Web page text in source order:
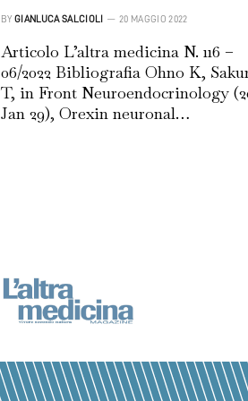
BY GIANLUCA SALCIOLI 20 MAGGIO 2022
Articolo L’altra medicina N. 116 –
06/2022 Bibliografia Ohno K,
T, in Front Neuroendocrinology
Jan 29), Orexin neuronal…